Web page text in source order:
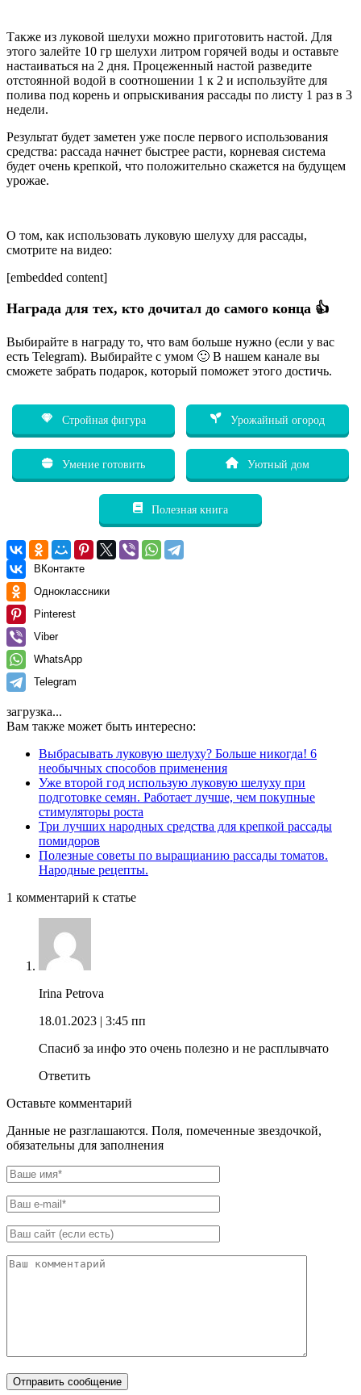
Также из луковой шелухи можно приготовить настой. Для
этого залейте 10 гр шелухи литром горячей воды и оставьте
настаиваться на 2 дня. Процеженный настой разведите
отстоянной водой в соотношении 1 к 2 и используйте для
полива под корень и опрыскивания рассады по листу 1 раз в 3
недели.
Результат будет заметен уже после первого использования
средства: рассада начнет быстрее расти, корневая система
будет очень крепкой, что положительно скажется на будущем
урожае.
О том, как использовать луковую шелуху для рассады,
смотрите на видео:
[embedded content]
Награда для тех, кто дочитал до самого конца 👍
Выбирайте в награду то, что вам больше нужно (если у вас
есть Telegram). Выбирайте с умом 🙂 В нашем канале вы
сможете забрать подарок, который поможет этого достичь.
Стройная фигура Урожайный огород
Умение готовить Уютный дом
Полезная книга
ВКонтакте
Одноклассники
Pinterest
Viber
WhatsApp
Telegram
загрузка...
Вам также может быть интересно:
Выбрасывать луковую шелуху? Больше никогда! 6
необычных способов применения
Уже второй год использую луковую шелуху при
подготовке семян. Работает лучше, чем покупные
стимуляторы роста
Три лучших народных средства для крепкой рассады
помидоров
Полезные советы по выращианию рассады томатов.
Народные рецепты.
1 комментарий к статье
Irina Petrova
18.01.2023 | 3:45 пп
Cпасиб за инфо это очень полезно и не расплывчато
Ответить
Оставьте комментарий
Данные не разглашаются. Поля, помеченные звездочкой,
обязательны для заполнения